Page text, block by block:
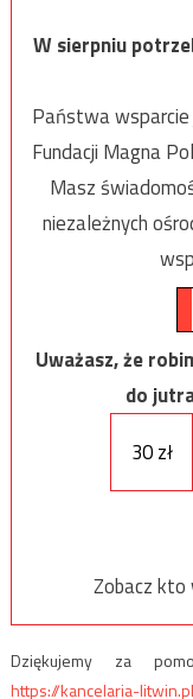
W sierpniu
Państwa
Fundacji Magna
Masz
niezależnych
Uważasz, że
do
30 zł
Zobacz kto
Dziękujemy za
https://kancelaria-litwin.pl